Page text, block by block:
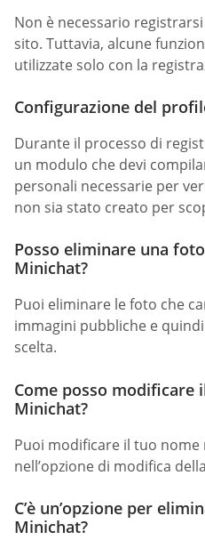
Non è necessario
sito. Tuttavia, alcune
utilizzate solo con la
Configurazione del
Durante il processo di
un modulo che devi
personali necessarie per
non sia stato creato per
Posso eliminare una
Minichat?
Puoi eliminare le foto che
immagini pubbliche e
scelta.
Come posso modificare
Minichat?
Puoi modificare il tuo
nell’opzione di modifica
C’è un’opzione per
Minichat?